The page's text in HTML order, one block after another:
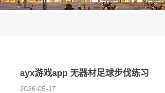
ayx游戏app 无器材足球步伐练习
2026-05-17